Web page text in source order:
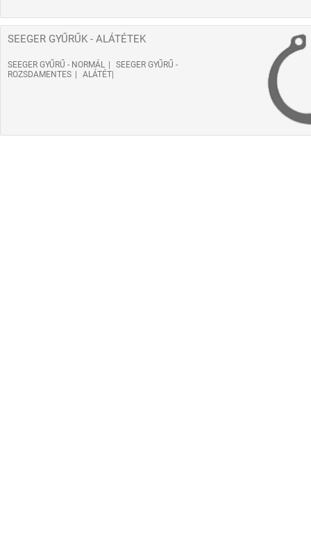
SEEGER GYŰRŰK - ALÁTÉTEK
SEEGER GYŰRŰ - NORMÁL
SEEGER GYŰRŰ -
ROZSDAMENTES
ALÁTÉT